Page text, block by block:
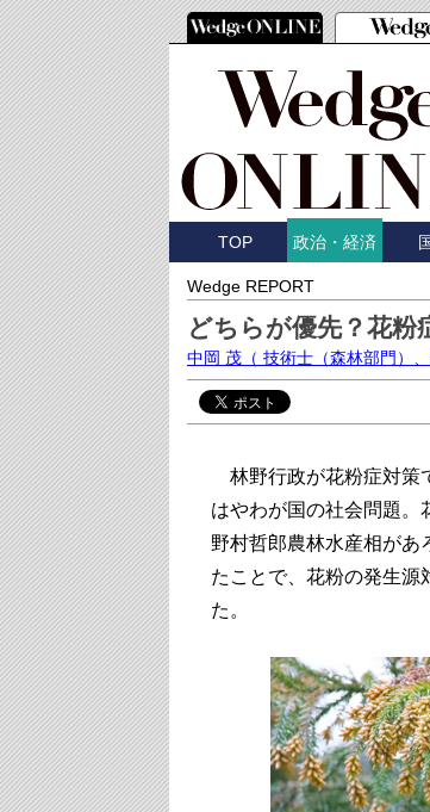
TOP 政治・経済
Wedge REPORT
どちらが優先？花粉
中岡 茂 （ 技術士（森林部門）
林野行政が花粉症対策
はやわが国の社会問題。
野村哲郎農林水産相があ
たことで、花粉の発生源
た。